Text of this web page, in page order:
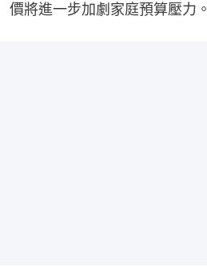
價將進一步加劇家庭預算壓力。